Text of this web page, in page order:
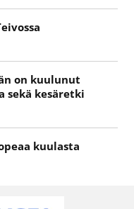
on kuulunut
sekä kesäretki
kuulasta